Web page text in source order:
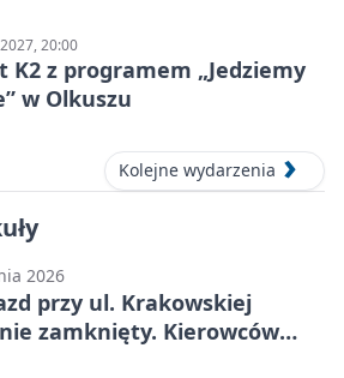
20:00
K2 z programem „Jedziemy
w Olkuszu
Kolejne wydarzenia
2026
przy ul. Krakowskiej
zamknięty. Kierowców